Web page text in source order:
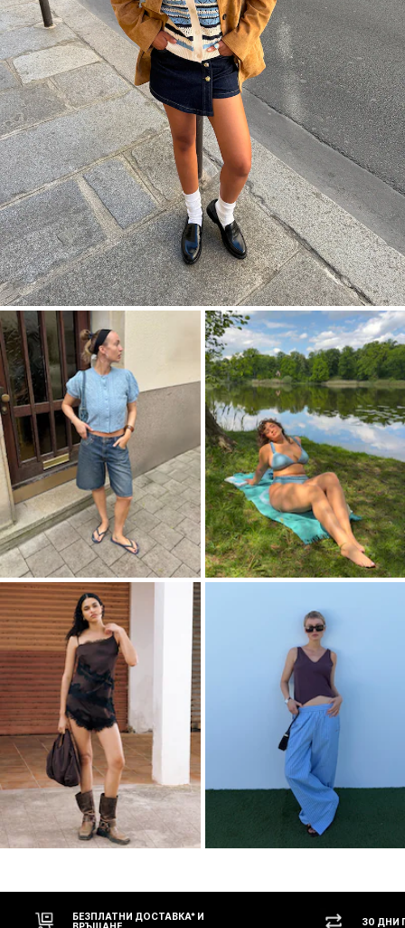
30 ДНИ ПРАВО НА ВРЪЩАНЕ